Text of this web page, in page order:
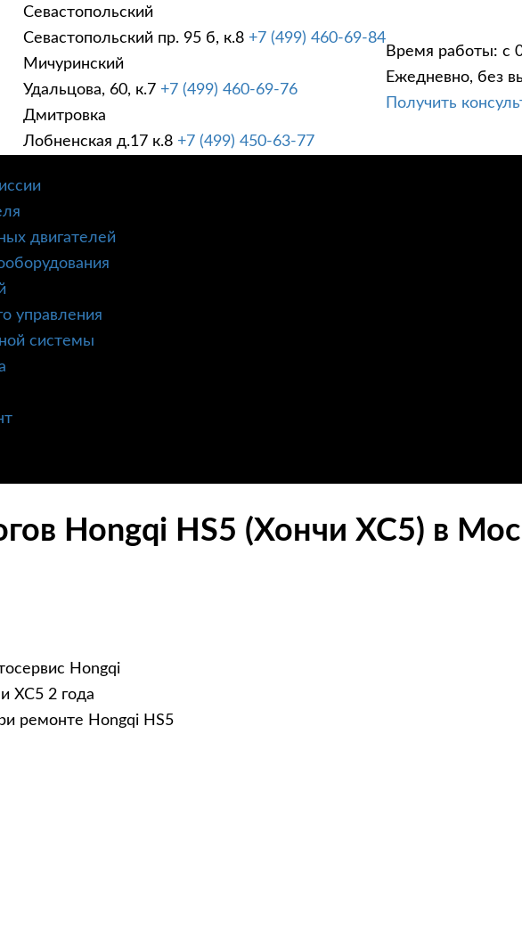
Севастопольский
Севастопольский пр. 95 б, к.8 +7 (499) 460-69-84
Мичуринский
Удальцова, 60, к.7 +7 (499) 460-69-76
Дмитровка
Лобненская д.17 к.8 +7 (499) 450-63-77
Время работы: с
Ежедневно, без
Получить
УСЛУГИ
двигателей
управления
системы
Hongqi HS5 (Хончи ХС5) в
Hongqi
ХС5 2 года
ремонте Hongqi HS5